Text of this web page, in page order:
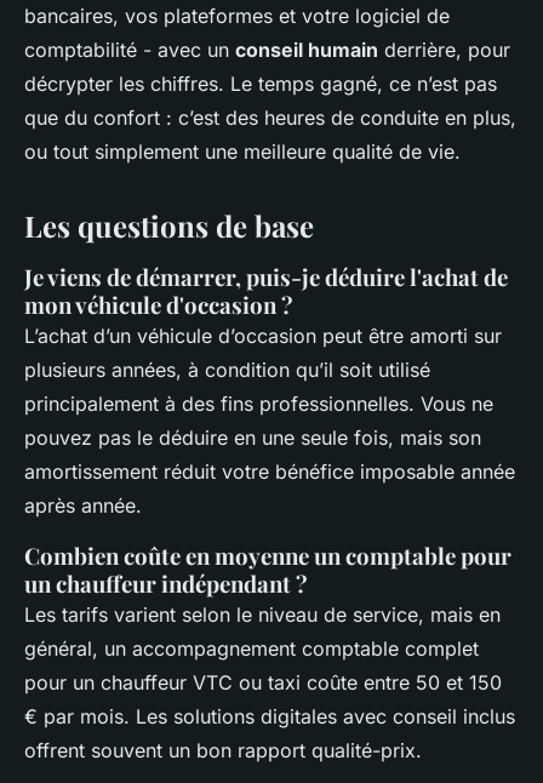
bancaires, vos plateformes et votre logiciel de
comptabilité - avec un conseil humain derrière, pour
décrypter les chiffres. Le temps gagné, ce n’est pas
que du confort : c’est des heures de conduite en plus,
ou tout simplement une meilleure qualité de vie.
Les questions de base
Je viens de démarrer, puis-je déduire l'achat de
mon véhicule d'occasion ?
L’achat d’un véhicule d’occasion peut être amorti sur
plusieurs années, à condition qu’il soit utilisé
principalement à des fins professionnelles. Vous ne
pouvez pas le déduire en une seule fois, mais son
amortissement réduit votre bénéfice imposable année
après année.
Combien coûte en moyenne un comptable pour
un chauffeur indépendant ?
Les tarifs varient selon le niveau de service, mais en
général, un accompagnement comptable complet
pour un chauffeur VTC ou taxi coûte entre 50 et 150
€ par mois. Les solutions digitales avec conseil inclus
offrent souvent un bon rapport qualité-prix.